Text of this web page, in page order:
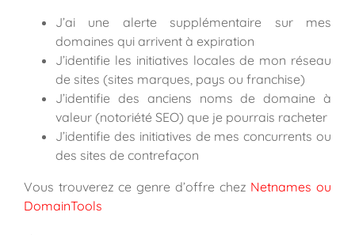
J’ai une alerte supplémentaire sur mes
domaines qui arrivent à expiration
J’identifie les initiatives locales de mon réseau
de sites (sites marques, pays ou franchise)
J’identifie des anciens noms de domaine à
valeur (notoriété SEO) que je pourrais racheter
J’identifie des initiatives de mes concurrents ou
des sites de contrefaçon
Vous trouverez ce genre d’offre chez Netnames ou
DomainTools